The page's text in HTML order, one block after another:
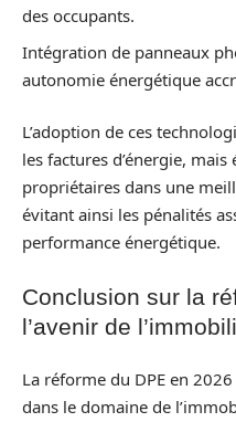
des occupants.
Intégration de panneaux
autonomie énergétique
L’adoption de ces
les factures d’énergie,
propriétaires dans une
évitant ainsi les pénalités
performance énergétique.
Conclusion sur la
l’avenir de
La réforme du DPE en
dans le domaine de